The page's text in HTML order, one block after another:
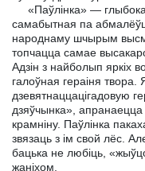
«Паўлінка» —
самабытная па
народнаму шчырым
топчацца самае
Адзін з найболып яркіх
галоўная гераіня твора.
дзевятнаццацігадовую
дзяўчынка»,
крамніну. Паўлінка
звязаць з ім свой лёс.
бацька не любіць,
жаніхом.